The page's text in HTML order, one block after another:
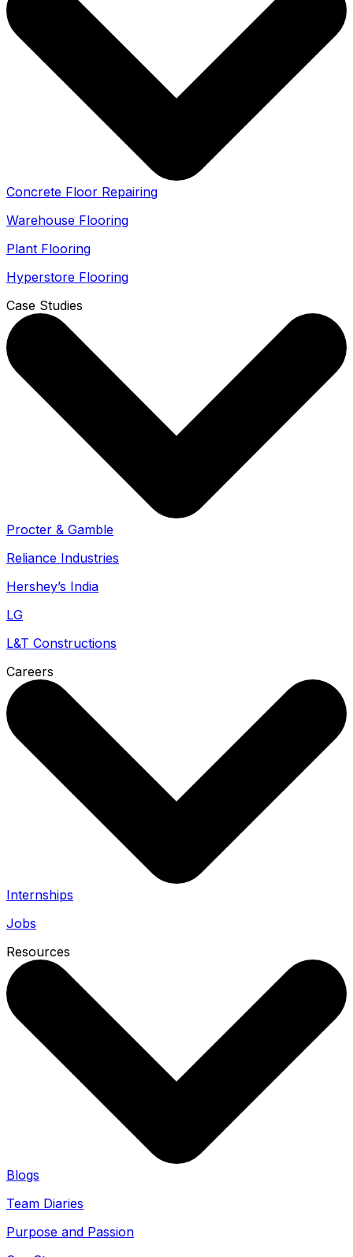
Concrete Floor Repairing
Warehouse Flooring
Plant Flooring
Hyperstore Flooring
Case Studies
Procter & Gamble
Reliance Industries
Hershey’s India
LG
L&T Constructions
Careers
Internships
Jobs
Resources
Blogs
Team Diaries
Purpose and Passion